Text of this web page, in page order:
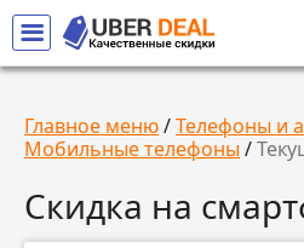
Главное меню/Телефоны и
Мобильные телефоны /
Скидка на